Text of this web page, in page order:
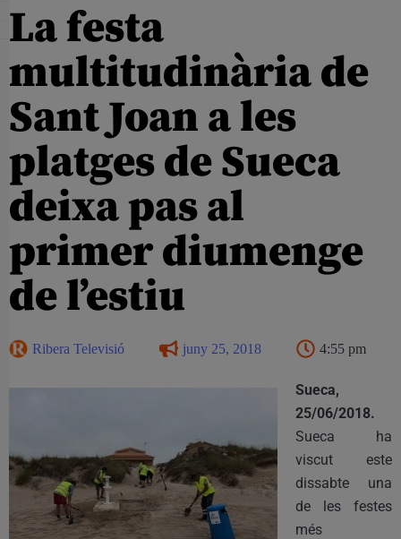
La festa
multitudinària de
Sant Joan a les
platges de Sueca
deixa pas al
primer diumenge
de l’estiu
Ribera Televisió juny 25, 2018 4:55 pm
Sueca,
25/06/2018.
Sueca ha
viscut este
dissabte una
de les festes
més